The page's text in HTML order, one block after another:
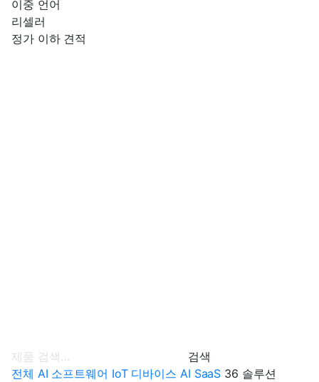
이중 언어
리셀러
정가 이하 견적
검색
전체 AI 소프트웨어 IoT 디바이스 AI SaaS 36 솔루션